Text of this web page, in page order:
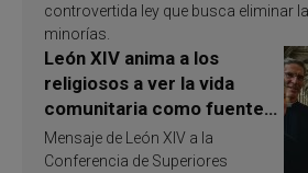
controvertida ley que busca eliminar
minorías.
León XIV anima a los
religiosos a ver la vida
comunitaria como fuente
de inspiración y
santificación
Mensaje de León XIV a la
Conferencia de Superiores